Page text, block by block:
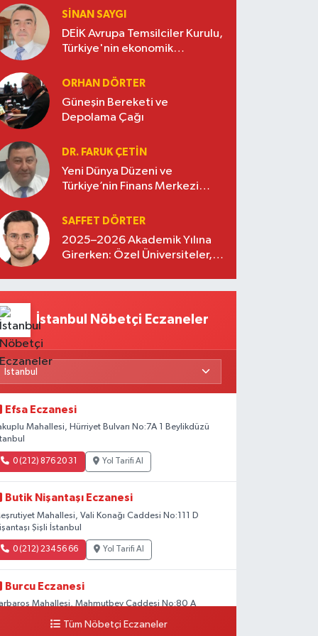
SINAN SAYGI
DEİK Avrupa Temsilciler Kurulu,
Türkiye'nin ekonomik
oluşturuyor
ORHAN DÖRTER
Güneşin Bereketi ve
Depolama Çağı
DR. FARUK ÇETİN
Yeni Dünya Düzeni ve
Türkiye’nin Finans Merkezi
SAFFET DÖRTER
2025–2026 Akademik Yılına
Girerken: Özel Üniversiteler,
İstanbul Nöbetçi Eczaneler
Efsa Eczanesi
Mahallesi, Hürriyet Bulvarı No:7A 1 Beylikdüzü
0 (212) 876 20 31 Yol Tarifi Al
Butik Nişantaşı Eczanesi
Mahallesi, Vali Konağı Caddesi No:111 D
Şişli İstanbul
0 (212) 234 56 66 Yol Tarifi Al
Burcu Eczanesi
Mahallesi, Mahmutbey Caddesi No:80 A
Tüm Nöbetçi Eczaneler